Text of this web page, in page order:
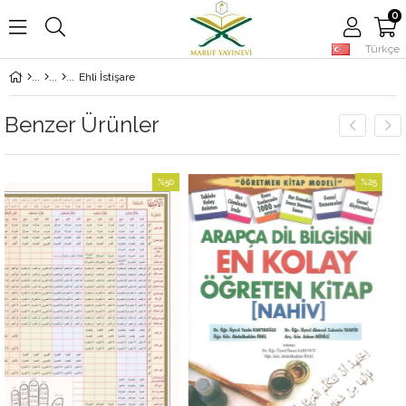
Türkçe
0
Ehli İstişare
Benzer Ürünler
İndirim
%50İndirim
%25
İndirim
%25İndirim